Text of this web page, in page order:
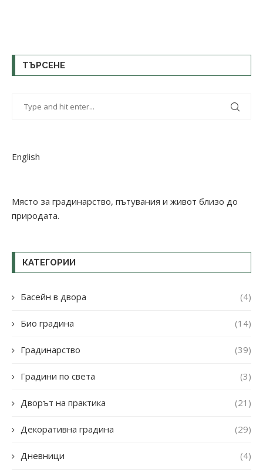
ТЪРСЕНЕ
English
Място за градинарство, пътувания и живот близо до
природата.
КАТЕГОРИИ
Басейн в двора (4)
Био градина (14)
Градинарство (39)
Градини по света (3)
Дворът на практика (21)
Декоративна градина (29)
Дневници (4)